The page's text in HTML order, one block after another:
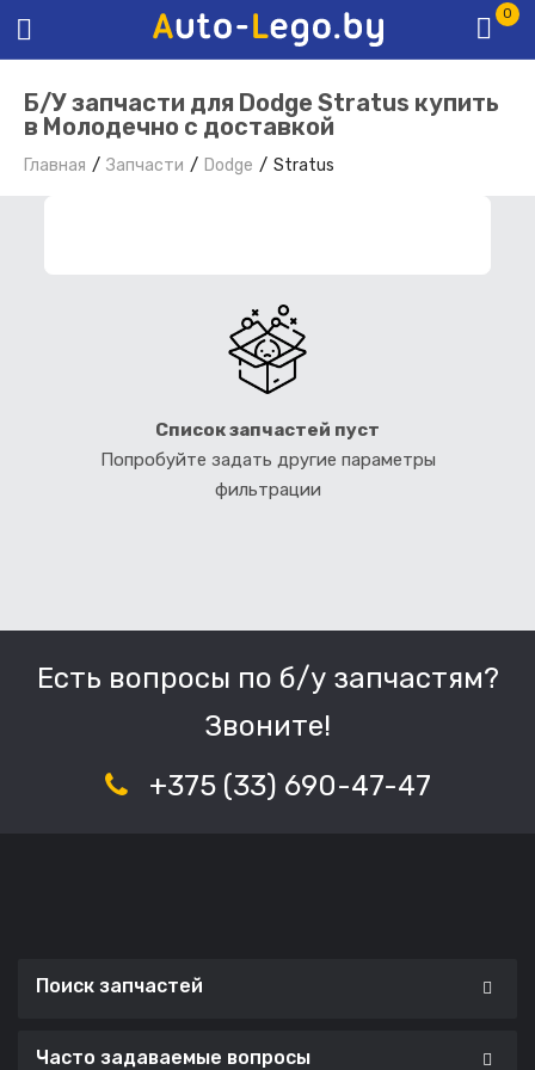
0
Б/У запчасти для Dodge Stratus купить
в Молодечно с доставкой
Главная Запчасти Dodge Stratus
Список запчастей пуст
Попробуйте задать другие параметры
фильтрации
Есть вопросы по б/у запчастям?
Звоните!
+375 (33) 690-47-47
Поиск запчастей
Часто задаваемые вопросы